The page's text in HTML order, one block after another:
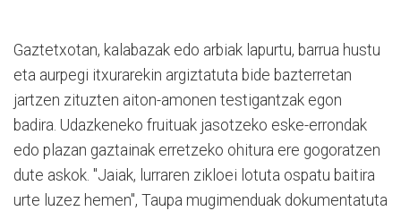
Gaztetxotan, kalabazak edo arbiak lapurtu, barrua hustu
eta aurpegi itxurarekin argiztatuta bide bazterretan
jartzen zituzten aiton-amonen testigantzak egon
badira. Udazkeneko fruituak jasotzeko eske-errondak
edo plazan gaztainak erretzeko ohitura ere gogoratzen
dute askok. "Jaiak, lurraren zikloei lotuta ospatu baitira
urte luzez hemen", Taupa mugimenduak dokumentatuta